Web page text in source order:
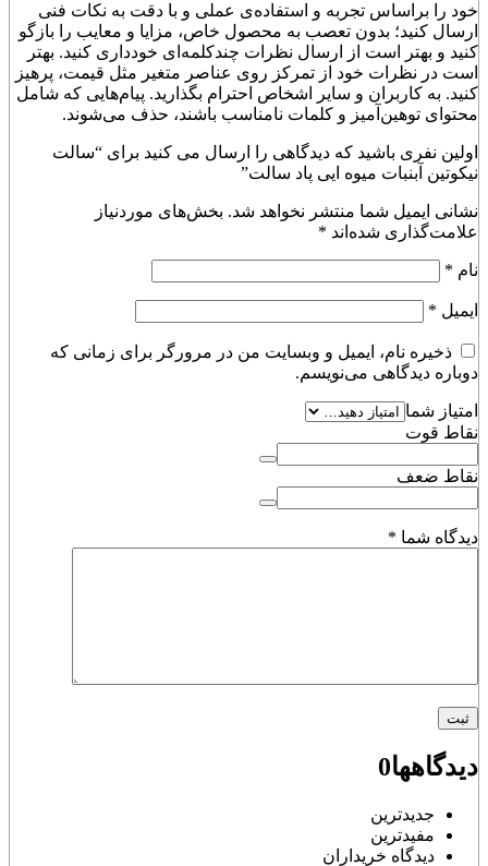
خود را براساس تجربه و استفاده‌ی عملی و با دقت به نکات فنی
ارسال کنید؛ بدون تعصب به محصول خاص، مزایا و معایب را بازگو
کنید و بهتر است از ارسال نظرات چندکلمه‌‌ای خودداری کنید. بهتر
است در نظرات خود از تمرکز روی عناصر متغیر مثل قیمت، پرهیز
کنید. به کاربران و سایر اشخاص احترام بگذارید. پیام‌هایی که شامل
محتوای توهین‌آمیز و کلمات نامناسب باشند، حذف می‌شوند.
اولین نفری باشید که دیدگاهی را ارسال می کنید برای “سالت
نیکوتین آبنبات میوه ایی پاد سالت”
نشانی ایمیل شما منتشر نخواهد شد. بخش‌های موردنیاز
علامت‌گذاری شده‌اند *
نام *
ایمیل *
ذخیره نام، ایمیل و وبسایت من در مرورگر برای زمانی که
دوباره دیدگاهی می‌نویسم.
امتیاز شما
نقاط قوت
نقاط ضعف
دیدگاه شما *
دیدگاهها0
جدیدترین
مفیدترین
دیدگاه خریداران